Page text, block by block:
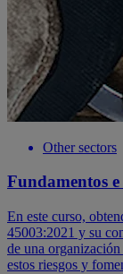
Other sectors
Fundamentos
En este curso,
45003:2021 y su
de una
estos riesgos y